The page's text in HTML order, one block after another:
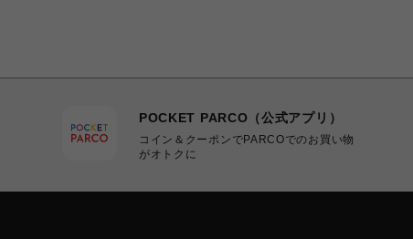
POCKET PARCO（公式アプリ）
コイン＆クーポンでPARCOでのお買い物
がオトクに